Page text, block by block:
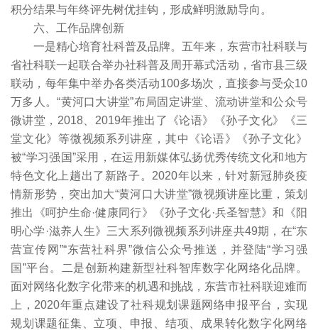
积分结果与年终评先树优挂钩，形成鲜明激励导向。
六、工作品牌创新
一是精心培育社科普及品牌。五年来，东营市社科联与
省社科联一起联合举办社科普及周开幕式活动，省市县三级
联动，每年集中举办各类活动100多场次，直接参与受众10
万多人。“黄河口大讲堂”布局固定讲堂、流动讲堂和公众号
微讲堂，2018、2019年推出了《论语》《孙子文化》《三
堂文化》等微视频系列讲座，其中《论语》《孙子文化》
被“学习强国”采用，在运用新媒体弘扬优秀传统文化和地方
特色文化上趟出了新路子。2020年以来，针对新冠肺炎疫
情新形势，突出加大“黄河口大讲堂”微视频讲座比重，策划
推出《呵护生命·健康同行》《孙子文化·兵圣智慧》和《阳
明心学·滋养人生》三大系列微视频系列讲座共49期，在“东
营宣传网”“东营社科界”微信公众号推送，并登陆“学习强
国”平台。二是创新构建新型社科智库数字化网络化品牌。
面对网络化数字化带来的机遇和挑战，东营市社科联迎难而
上，2020年重点建设了社科规划课题网络申报平台，实现
规划课题征集、立项、申报、结项、成果转化数字化网络